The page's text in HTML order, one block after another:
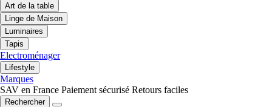
Art de la table
Linge de Maison
Luminaires
Tapis
Electroménager
Lifestyle
Marques
SAV en France Paiement sécurisé Retours faciles
Rechercher